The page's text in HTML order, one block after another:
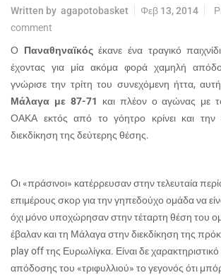
Written by agapotobasket Φεβ 13, 2014
comment
Ο Παναθηναϊκόςέκανε ένα τραγικό
έχοντας για μία ακόμα φορά χαμηλή
γνώρισε την τρίτη του συνεχόμενη ήττα,
Μάλαγα με 87-71
και πλέον ο αγώνας με
ΟΑΚΑ εκτός από το γόητρο κρίνει και την
διεκδίκηση της δεύτερης θέσης.
Οι «πράσινοι» κατέρρευσαν στην τελευταία
επιμέρους σκορ για την γηπεδούχο ομάδα να
όχι μόνο υποχώρησαν στην τέταρτη θέση του
έβαλαν και τη Μάλαγα στην διεκδίκηση της
playoffτης Ευρωλίγκα. Είναι δε
απόδοσης του «τριφυλλιού» το γεγονός ότι